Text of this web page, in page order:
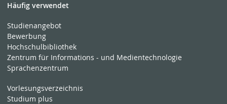
Häufig verwendet
Studienangebot
Bewerbung
Hochschulbibliothek
Zentrum für Informations - und Medientechnologie
Sprachenzentrum
Vorlesungsverzeichnis
Studium plus